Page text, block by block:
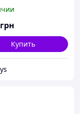
грн
Купить